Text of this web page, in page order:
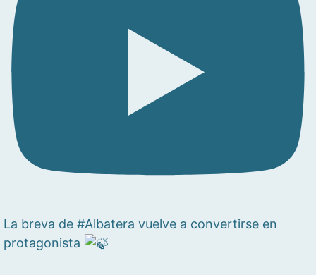
La breva de #Albatera vuelve a convertirse en
protagonista